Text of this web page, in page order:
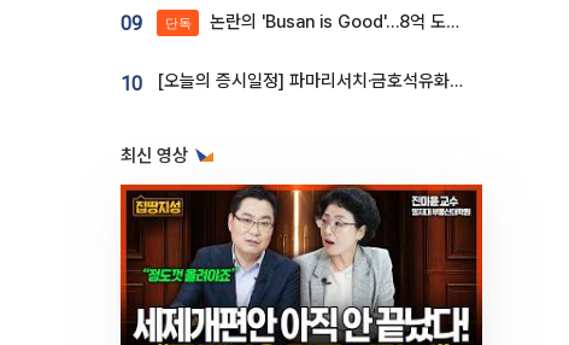
09 단독 논란의 'Busan is Good'…8억 도시브랜드, 용산 대통령실 CI 업체가 수행
10 [오늘의 증시일정] 파마리서치·금호석유화학·코오롱인더·상상인증권 등
최신 영상